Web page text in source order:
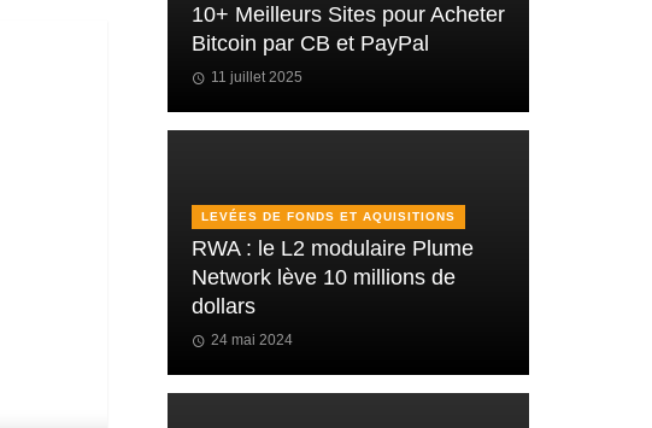
10+ Meilleurs Sites pour Acheter
Bitcoin par CB et PayPal
11 juillet 2025
LEVÉES DE FONDS ET AQUISITIONS
RWA : le L2 modulaire Plume
Network lève 10 millions de
dollars
24 mai 2024